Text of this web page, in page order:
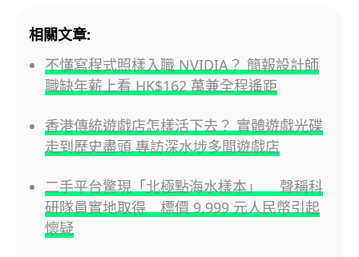
相關文章:
不懂寫程式照樣入職 NVIDIA？ 簡報設計師
職缺年薪上看 HK$162 萬兼全程遙距
香港傳統遊戲店怎樣活下去？ 實體遊戲光碟
走到歷史盡頭 專訪深水埗多間遊戲店
二手平台驚現「北極點海水樣本」 聲稱科
研隊員實地取得 標價 9,999 元人民幣引起
懷疑